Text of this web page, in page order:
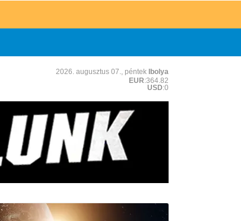
2026. augusztus 07., péntek Ibolya
EUR:364.82
USD:0